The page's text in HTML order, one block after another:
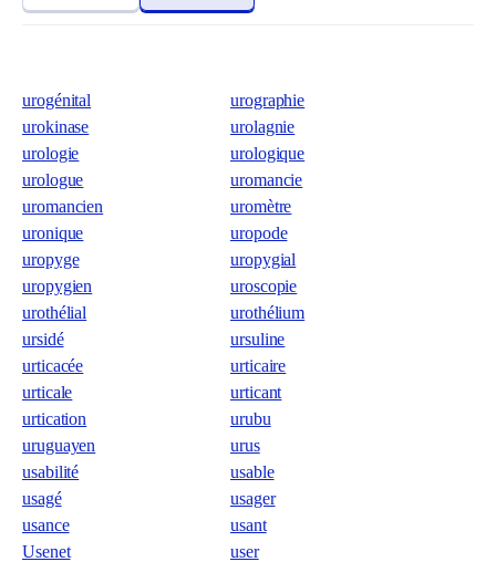
urogénital
urographie
urokinase
urolagnie
urologie
urologique
urologue
uromancie
uromancien
uromètre
uronique
uropode
uropyge
uropygial
uropygien
uroscopie
urothélial
urothélium
ursidé
ursuline
urticacée
urticaire
urticale
urticant
urtication
urubu
uruguayen
urus
usabilité
usable
usagé
usager
usance
usant
Usenet
user